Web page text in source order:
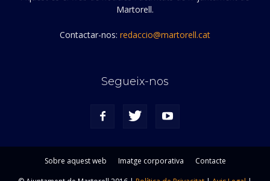
Martorell.
Contactar-nos: redaccio@martorell.cat
Segueix-nos
Sobre aquest web Imatge corporativa
Contacte